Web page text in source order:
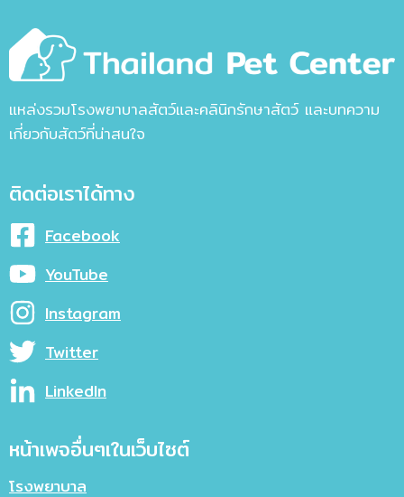
แหล่งรวมโรงพยาบาลสัตว์และคลินิกรักษาสัตว์ และบทความ
เกี่ยวกับสัตว์ที่น่าสนใจ
ติดต่อเราได้ทาง
Facebook
YouTube
Instagram
Twitter
LinkedIn
หน้าเพจอื่นๆเในเว็บไซต์
โรงพยาบาล